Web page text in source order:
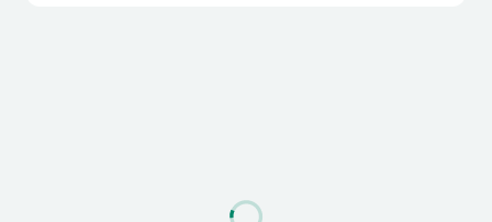
よくあるご質問